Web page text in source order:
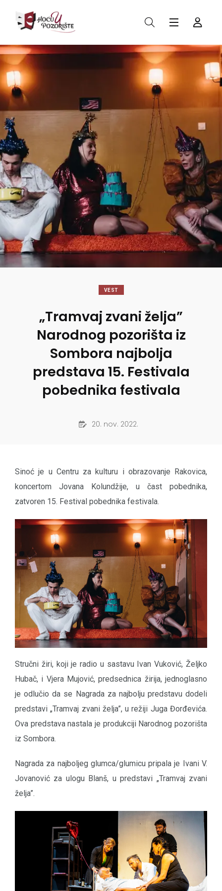
VEST
„Tramvaj zvani želja”
Narodnog pozorišta iz
Sombora najbolja
predstava 15. Festivala
pobednika festivala
20. nov. 2022.
Sinoć je u Centru za kulturu i obrazovanje Rakovica,
koncertom Jovana Kolundžije, u čast pobednika,
zatvoren 15. Festival pobednika festivala.
Stručni žiri, koji je radio u sastavu Ivan Vuković, Željko
Hubač, i Vjera Mujović, predsednica žirija, jednoglasno
je odlučio da se Nagrada za najbolju predstavu dodeli
predstavi „Tramvaj zvani želja”, u režiji Juga Đorđevića.
Ova predstava nastala je produkciji Narodnog pozorišta
iz Sombora.
Nagrada za najboljeg glumca/glumicu pripala je Ivani V.
Jovanović za ulogu Blanš, u predstavi „Tramvaj zvani
želja”.